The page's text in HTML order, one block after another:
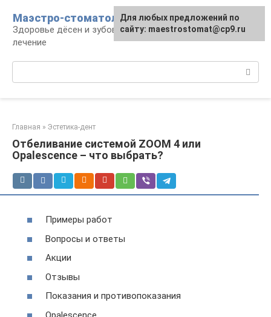
контенту
Маэстро-стоматолог
Здоровье дёсен и зубов, диагностика и
лечение
Главная » Эстетика-дент
Отбеливание системой ZOOM 4 или
Opalescence – что выбрать?
Примеры работ
Вопросы и ответы
Акции
Отзывы
Показания и противопоказания
Для любых предложений по
сайту: maestrostomat@cp9.ru